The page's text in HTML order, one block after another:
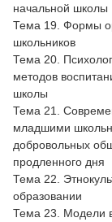
начальной школы
Тема 19. Формы
школьников
Тема 20.
методов
школы
Тема 21.
младшими
добровольных
продленного дня
Тема 22.
образовании
Тема 23. Модели